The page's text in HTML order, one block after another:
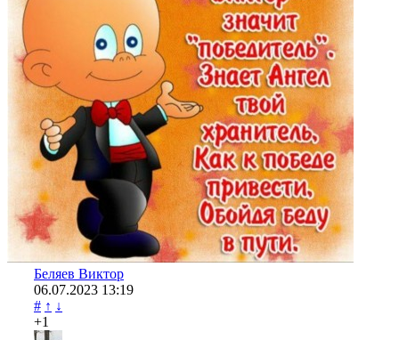
Беляев Виктор
06.07.2023 13:19
# ↑ ↓
+1